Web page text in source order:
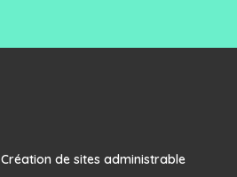
Création de sites administrable